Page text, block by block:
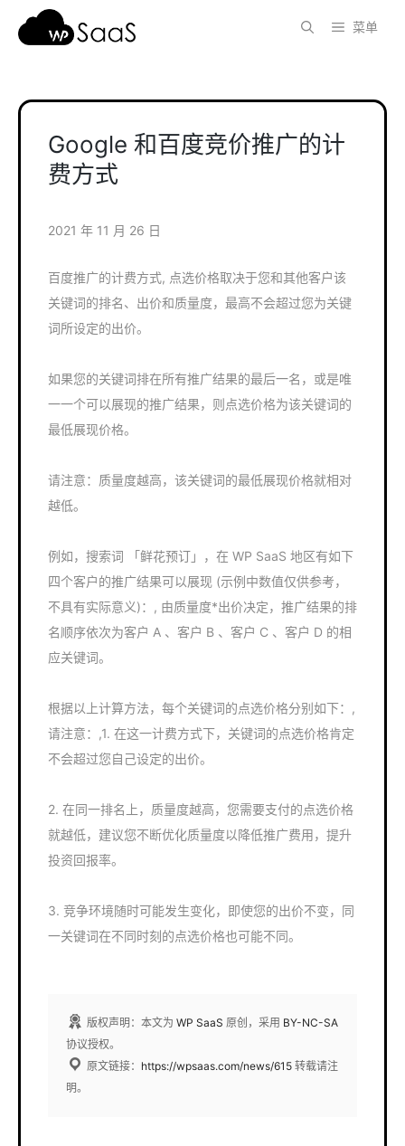
菜单
Google 和百度竞价推广的计
费方式
2021 年 11 月 26 日
百度推广的计费方式, 点选价格取决于您和其他客户该
关键词的排名、出价和质量度，最高不会超过您为关键
词所设定的出价。
如果您的关键词排在所有推广结果的最后一名，或是唯
一一个可以展现的推广结果，则点选价格为该关键词的
最低展现价格。
请注意：质量度越高，该关键词的最低展现价格就相对
越低。
例如，搜索词 「鲜花预订」，在 WP SaaS 地区有如下
四个客户的推广结果可以展现 (示例中数值仅供参考，
不具有实际意义)：, 由质量度*出价决定，推广结果的排
名顺序依次为客户 A 、客户 B 、客户 C 、客户 D 的相
应关键词。
根据以上计算方法，每个关键词的点选价格分别如下：,
请注意：,1. 在这一计费方式下，关键词的点选价格肯定
不会超过您自己设定的出价。
2. 在同一排名上，质量度越高，您需要支付的点选价格
就越低，建议您不断优化质量度以降低推广费用，提升
投资回报率。
3. 竞争环境随时可能发生变化，即使您的出价不变，同
一关键词在不同时刻的点选价格也可能不同。
版权声明：本文为 WP SaaS 原创，采用 BY-NC-SA
协议授权。
原文链接： https://wpsaas.com/news/615 转载请注
明。